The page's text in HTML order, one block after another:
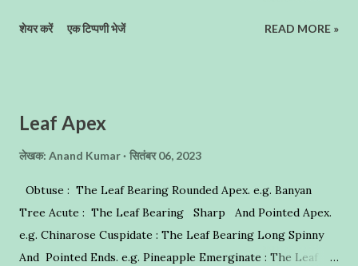
आधी सफलता शिक्षण विधियों में निहित है । समुचित शिक्षण विधियों के बिना शिक्षण
ऊर्जा को फालतू में व्यय करता है , और उसे सही मायनों में परिवर्तित करने में असफल
रहता है । शिक्षण विधि की सफलता शिक्षक , विद्यार्थी ,पाठ्यवस्तु पर निर्भर करती है
शिक्षक द्वारा प्रयुक्त शिक्षण विधि । क्योंकि यदि शि...
शेयर करें एक टिप्पणी भेजें READ MORE »
Leaf Apex
लेखक: Anand Kumar सितंबर 06, 2023
Obtuse : The Leaf Bearing Rounded Apex. e.g. Banyan
Tree Acute : The Leaf Bearing Sharp And Pointed Apex.
e.g. Chinarose Cuspidate : The Leaf Bearing Long Spinny
And Pointed Ends. e.g. Pineapple Emerginate : The Leaf